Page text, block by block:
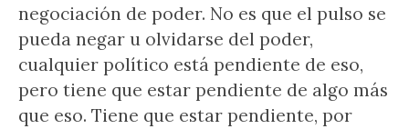
negociación de poder. No es que el pulso se
pueda negar u olvidarse del poder,
cualquier político está pendiente de eso,
pero tiene que estar pendiente de algo más
que eso. Tiene que estar pendiente, por